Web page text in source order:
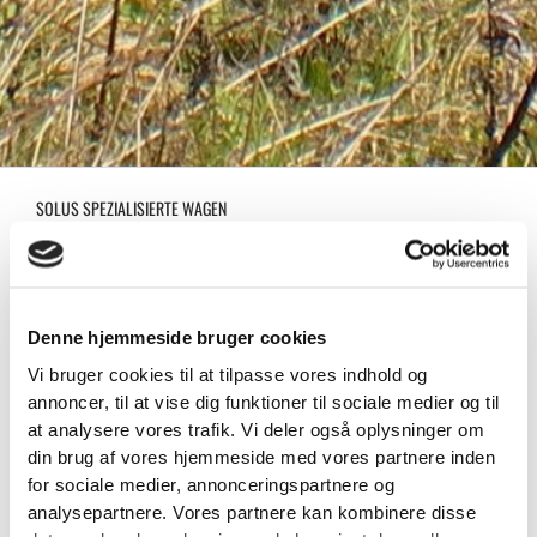
Denne hjemmeside bruger cookies
Vi bruger cookies til at tilpasse vores indhold og
annoncer, til at vise dig funktioner til sociale medier og til
at analysere vores trafik. Vi deler også oplysninger om
din brug af vores hjemmeside med vores partnere inden
for sociale medier, annonceringspartnere og
analysepartnere. Vores partnere kan kombinere disse
SOLUS SPEZIALISIERTE WAGEN
FÜR DIEJENIGEN, DIE MEHR VON IHRER
MASCHINE VERLANGEN
Aufgaben im Baugewerbe, in der Grünpflege und
Flexibilität, Robustheit und Funktionalität Hand in
Hand gehen. Ob Sie an Grabenrändern, auf
Baustellen oder in Parks arbeiten, unsere
Spezialfahrzeuge liefern eine zuverlässige und
maßgeschneiderte Lösung, die Bestand hat - Tag